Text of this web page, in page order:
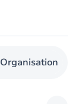
Organisation